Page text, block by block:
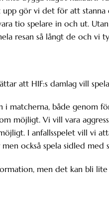
upp gör vi det för att
tio spelare in och ut.
resan så långt de och vi
att HIF:s damlag vill
matcherna, både genom
möjligt. Vi vill vara
I anfallsspelet vill vi
också spela sidled med
men det kan bli